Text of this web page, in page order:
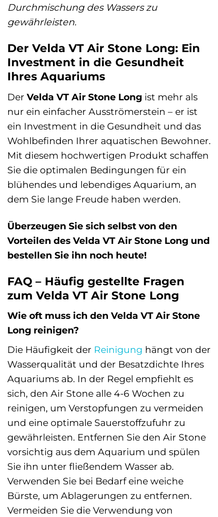
Durchmischung des Wassers zu
gewährleisten.
Der Velda VT Air Stone Long: Ein
Investment in die Gesundheit
Ihres Aquariums
Der Velda VT Air Stone Long ist mehr als
nur ein einfacher Ausströmerstein – er ist
ein Investment in die Gesundheit und das
Wohlbefinden Ihrer aquatischen Bewohner.
Mit diesem hochwertigen Produkt schaffen
Sie die optimalen Bedingungen für ein
blühendes und lebendiges Aquarium, an
dem Sie lange Freude haben werden.
Überzeugen Sie sich selbst von den
Vorteilen des Velda VT Air Stone Long und
bestellen Sie ihn noch heute!
FAQ – Häufig gestellte Fragen
zum Velda VT Air Stone Long
Wie oft muss ich den Velda VT Air Stone
Long reinigen?
Die Häufigkeit der Reinigung hängt von der
Wasserqualität und der Besatzdichte Ihres
Aquariums ab. In der Regel empfiehlt es
sich, den Air Stone alle 4-6 Wochen zu
reinigen, um Verstopfungen zu vermeiden
und eine optimale Sauerstoffzufuhr zu
gewährleisten. Entfernen Sie den Air Stone
vorsichtig aus dem Aquarium und spülen
Sie ihn unter fließendem Wasser ab.
Verwenden Sie bei Bedarf eine weiche
Bürste, um Ablagerungen zu entfernen.
Vermeiden Sie die Verwendung von